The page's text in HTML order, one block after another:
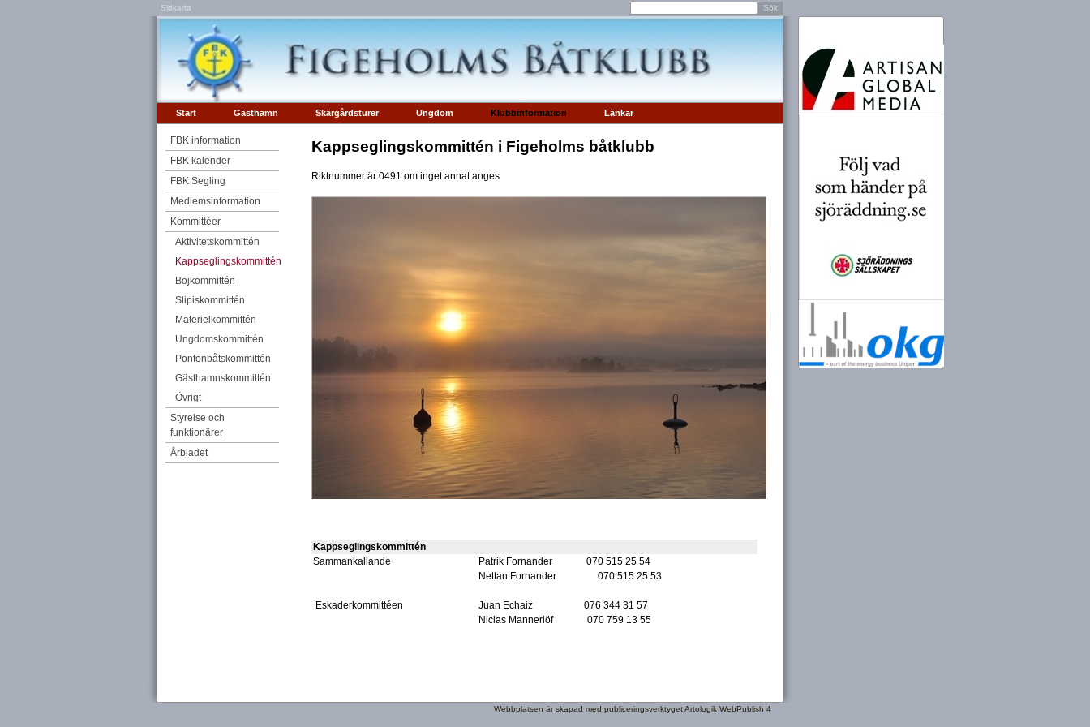
Sidkarta
Start Gästhamn Skärgårdsturer Ungdom Klubbinformation Länkar
FBK information
FBK kalender
FBK Segling
Medlemsinformation
Kommittéer
Aktivitetskommittén
Kappseglingskommittén
Bojkommittén
Slipiskommittén
Materielkommittén
Ungdomskommittén
Pontonbåtskommittén
Gästhamnskommittén
Övrigt
Styrelse och
funktionärer
Årbladet
Kappseglingskommittén i Figeholms båtklubb
Riktnummer är 0491 om inget annat anges
Kappseglingskommittén
Sammankallande
Patrik Fornander 070 515 25 54
Nettan Fornander
070 515 25 53
Eskaderkommittéen
Juan Echaiz 076 344 31 57
Niclas Mannerlöf 070 759 13 55
Webbplatsen är skapad med publiceringsverktyget Artologik WebPublish 4